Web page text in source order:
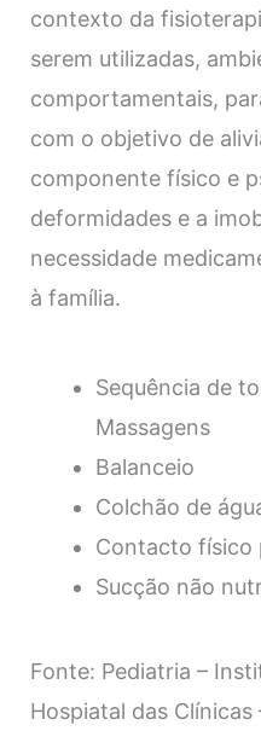
contexto da
serem utilizadas,
comportamentais,
com o objetivo de
componente físico e
deformidades e a
necessidade
à família.
Sequência de
Massagens
Balanceio
Colchão de
Contacto físico
Sucção não
​Fonte: Pediatria –
Hospiatal das Clínicas